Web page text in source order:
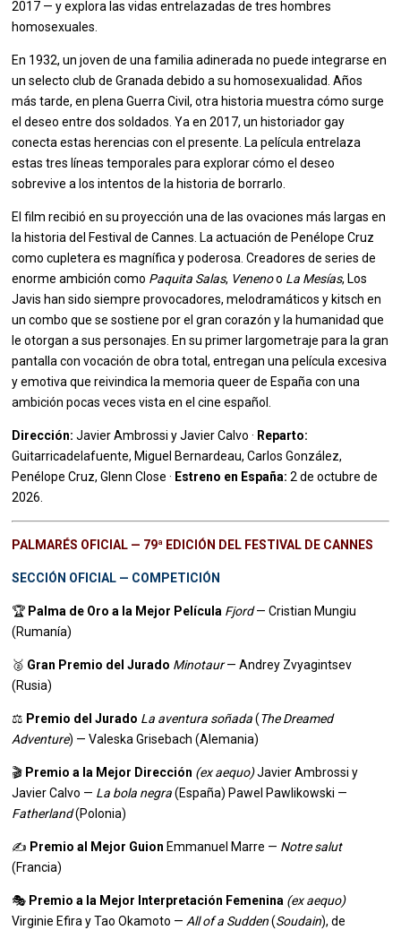
2017 — y explora las vidas entrelazadas de tres hombres
homosexuales.
En 1932, un joven de una familia adinerada no puede integrarse en
un selecto club de Granada debido a su homosexualidad. Años
más tarde, en plena Guerra Civil, otra historia muestra cómo surge
el deseo entre dos soldados. Ya en 2017, un historiador gay
conecta estas herencias con el presente. La película entrelaza
estas tres líneas temporales para explorar cómo el deseo
sobrevive a los intentos de la historia de borrarlo.
El film recibió en su proyección una de las ovaciones más largas en
la historia del Festival de Cannes. La actuación de Penélope Cruz
como cupletera es magnífica y poderosa. Creadores de series de
enorme ambición como Paquita Salas, Venenoo La Mesías, Los
Javis han sido siempre provocadores, melodramáticos y kitsch en
un combo que se sostiene por el gran corazón y la humanidad que
le otorgan a sus personajes. En su primer largometraje para la gran
pantalla con vocación de obra total, entregan una película excesiva
y emotiva que reivindica la memoria queer de España con una
ambición pocas veces vista en el cine español.
Dirección: Javier Ambrossi y Javier Calvo · Reparto:
Guitarricadelafuente, Miguel Bernardeau, Carlos González,
Penélope Cruz, Glenn Close · Estreno en España: 2 de octubre de
2026.
PALMARÉS OFICIAL — 79ª EDICIÓN DEL FESTIVAL DE CANNES
SECCIÓN OFICIAL — COMPETICIÓN
🏆 Palma de Oro a la Mejor Película Fjord— Cristian Mungiu
(Rumanía)
🥈 Gran Premio del Jurado Minotaur— Andrey Zvyagintsev
(Rusia)
⚖️ Premio del Jurado La aventura soñada(The Dreamed
Adventure) — Valeska Grisebach (Alemania)
🎬 Premio a la Mejor Dirección (ex aequo)Javier Ambrossi y
Javier Calvo — La bola negra(España) Pawel Pawlikowski —
Fatherland(Polonia)
✍️ Premio al Mejor Guion Emmanuel Marre — Notre salut
(Francia)
🎭 Premio a la Mejor Interpretación Femenina (ex aequo)
Virginie Efira y Tao Okamoto — All of a Sudden(Soudain), de